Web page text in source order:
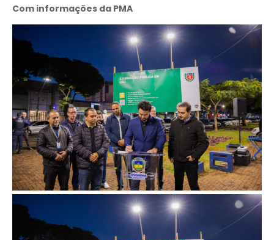
Com informações da PMA